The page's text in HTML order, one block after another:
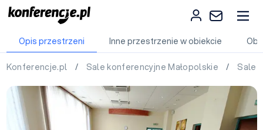
Opis przestrzeni Inne przestrzenie w obiekcie
Konferencje.pl / Sale konferencyjne Małopolskie / Sale